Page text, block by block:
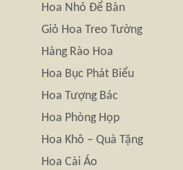
Hoa Nhỏ Để Bàn
Giỏ Hoa Treo Tường
Hàng Rào Hoa
Hoa Bục Phát Biểu
Hoa Tượng Bác
Hoa Phòng Họp
Hoa Khô – Quà Tặng
Hoa Cài Áo